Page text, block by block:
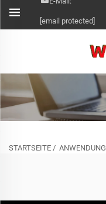
[email protected]
STARTSEITE / ANWENDUNG